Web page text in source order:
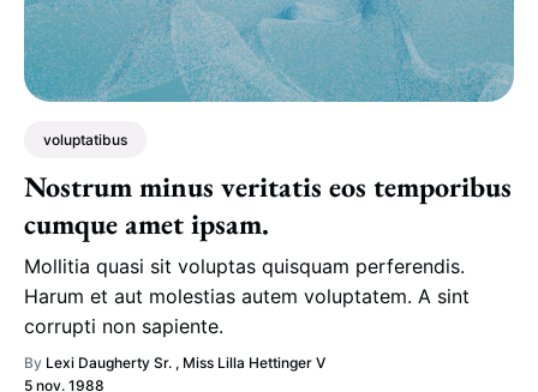
voluptatibus
Nostrum minus veritatis eos temporibus
cumque amet ipsam.
Mollitia quasi sit voluptas quisquam perferendis.
Harum et aut molestias autem voluptatem. A sint
corrupti non sapiente.
By Lexi Daugherty Sr. , Miss Lilla Hettinger V
5 nov. 1988